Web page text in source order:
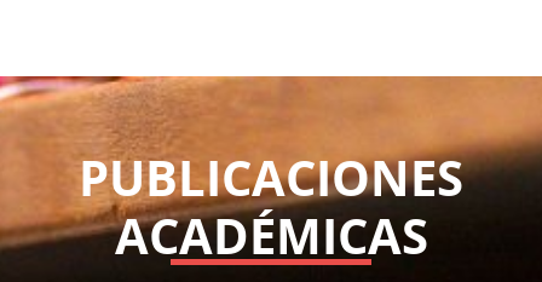
PUBLICACIONES
ACADÉMICAS
Subir